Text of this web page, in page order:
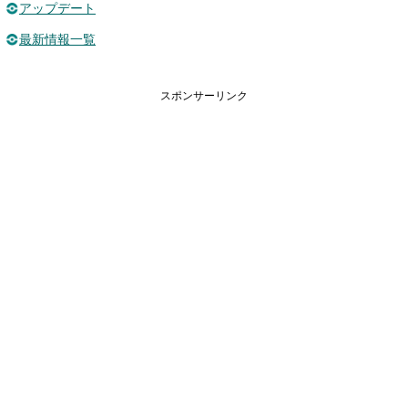
アップデート
最新情報一覧
スポンサーリンク